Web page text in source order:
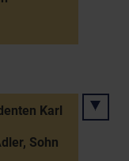
Karl
Sohn